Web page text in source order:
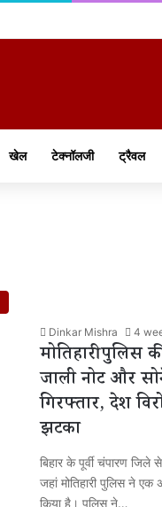
खेल टेक्नॉलजी ट्रैवल
Dinkar Mishra 4
मोतिहारी पुलिस
जाली नोट और
गिरफ्तार, देश
झटका
बिहार के पूर्वी चंपारण
जहां मोतिहारी पुलिस ने
किया है। पुलिस ने…